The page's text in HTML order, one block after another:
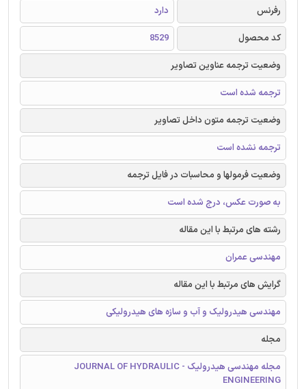
رفرنس
دارد
کد محصول
8529
وضعیت ترجمه عناوین تصاویر
ترجمه شده است
وضعیت ترجمه متون داخل تصاویر
ترجمه نشده است
وضعیت فرمولها و محاسبات در فایل ترجمه
به صورت عکس، درج شده است
رشته های مرتبط با این مقاله
مهندسی عمران
گرایش های مرتبط با این مقاله
مهندسی هیدرولیک و آب و سازه های هیدرولیکی
مجله
مجله مهندسی هیدرولیک - JOURNAL OF HYDRAULIC
ENGINEERING